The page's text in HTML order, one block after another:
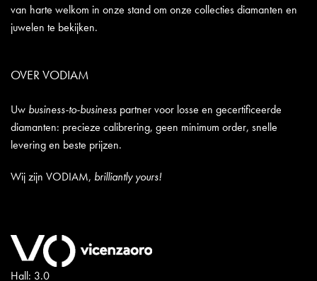
van harte welkom in onze stand om onze collecties diamanten en
juwelen te bekijken.
OVER VODIAM
Uw business-to-business partner voor losse en gecertificeerde
diamanten: precieze calibrering, geen minimum order, snelle
levering en beste prijzen.
Wij zijn VODIAM, brilliantly yours!
Hall: 3.0